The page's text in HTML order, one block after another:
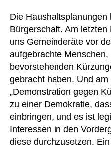
Die
Bürgerschaft. Am
uns Gemeinderäte vor
aufgebrachte
bevorstehenden
gebracht haben. Und
„Demonstration gegen
zu einer Demokratie,
einbringen, und es ist
Interessen in den
diese durchzusetzen.